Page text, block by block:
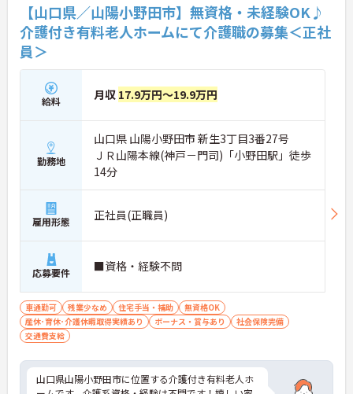
【山口県／山陽小野田市】無資格・未経験OK♪
介護付き有料老人ホームにて介護職の募集＜正社
員＞
給料 月収 17.9万円～19.9万円
勤務地
山口県 山陽小野田市 新生3丁目3番27号
ＪＲ山陽本線(神戸－門司)「小野田駅」徒歩
14分
雇用形態 正社員(正職員)
応募要件 ■資格・経験不問
車通勤可 残業少なめ 住宅手当・補助
無資格OK
産休･育休･介護休暇取得実績あり
ボーナス・賞与あり
社会保険完備
交通費支給
山口県山陽小野田市に位置する介護付き有料老人ホ